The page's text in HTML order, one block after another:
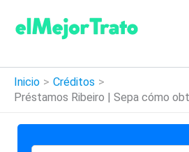
contenido
Inicio
Créditos
Préstamos Ribeiro | Sepa cómo